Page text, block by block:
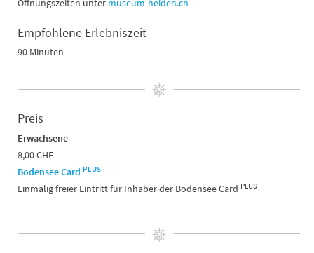
Öffnungszeiten unter museum-heiden.ch
Empfohlene Erlebniszeit
90 Minuten
Preis
Erwachsene
8,00 CHF
Bodensee Card PLUS
Einmalig freier Eintritt für Inhaber der Bodensee Card PLUS